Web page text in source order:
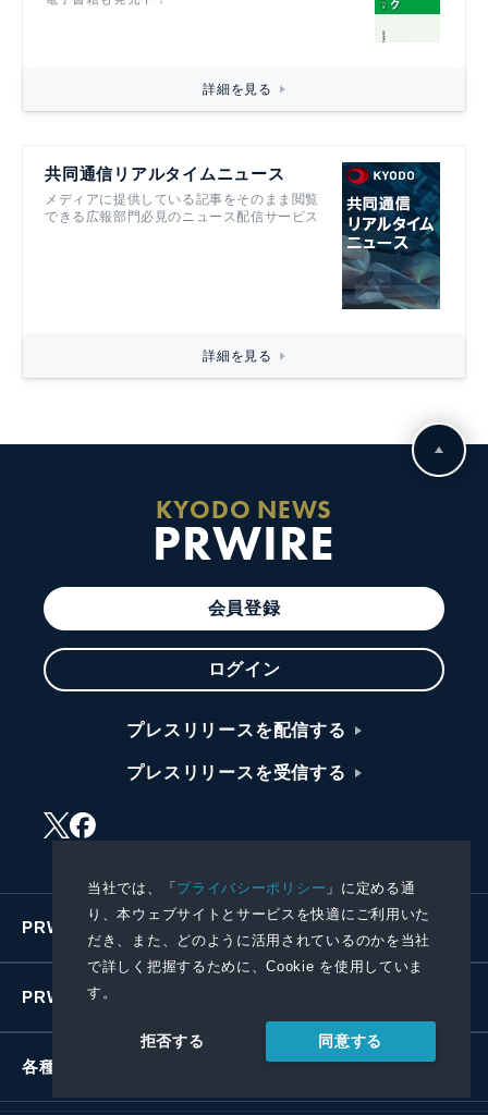
当社では、「プライバシーポリシー 」に定める通
り、本ウェブサイトとサービスを快適にご利用いた
だき、また、どのように活用されているのかを当社
で詳しく把握するために、Cookie を使用していま
す。
拒否する 同意する
詳細を見る
共同通信リアルタイムニュース
メディアに提供している記事をそのまま閲覧
できる広報部門必見のニュース配信サービス
詳細を見る
KYODO NEWS
PRWIRE
会員登録
ログイン
プレスリリースを配信する
プレスリリースを受信する
PRWIREサービス
PRWIREについて
各種お問い合わせ